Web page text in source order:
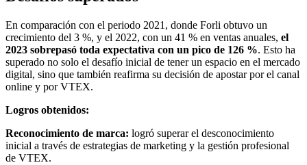
En comparación con el periodo 2021, donde Forli obtuvo un
crecimiento del 3 %, y el 2022, con un 41 % en ventas anuales, el
2023 sobrepasó toda expectativa con un pico de 126 %. Esto ha
superado no solo el desafío inicial de tener un espacio en el mercado
digital, sino que también reafirma su decisión de apostar por el canal
online y por VTEX.
Logros obtenidos:
Reconocimiento de marca: logró superar el desconocimiento
inicial a través de estrategias de marketing y la gestión profesional
de VTEX.